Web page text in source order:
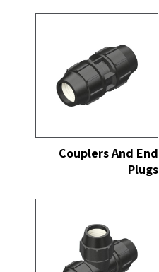
Couplers And End
Plugs